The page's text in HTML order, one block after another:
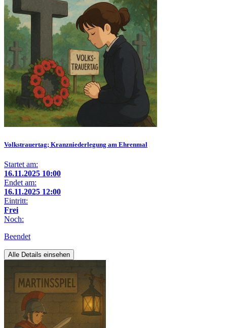
Volkstrauertag; Kranzniederlegung am Ehrenmal
Startet am:
16.11.2025 10:00
Endet am:
16.11.2025 12:00
Eintritt:
Frei
Noch:
Beendet
Alle Details einsehen